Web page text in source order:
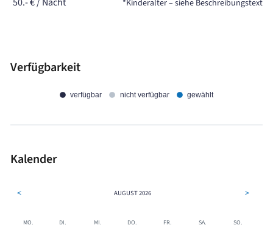
*Kinderalter – siehe Beschreibungstext
Verfügbarkeit
verfügbar nicht verfügbar gewählt
Kalender
< AUGUST2026 >
MO. DI. MI. DO. FR. SA. SO.